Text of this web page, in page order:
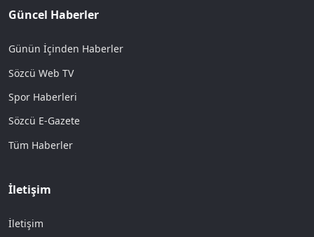
Güncel Haberler
Günün İçinden Haberler
Sözcü Web TV
Spor Haberleri
Sözcü E-Gazete
Tüm Haberler
İletişim
İletişim